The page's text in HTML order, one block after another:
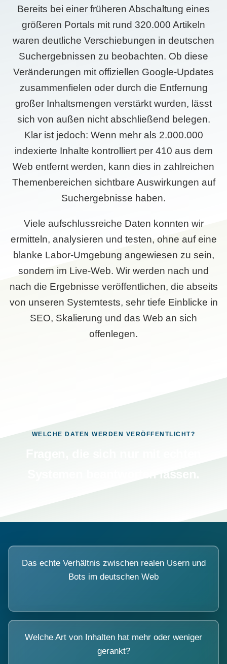
Bereits bei einer früheren Abschaltung eines
größeren Portals mit rund 320.000 Artikeln
waren deutliche Verschiebungen in deutschen
Suchergebnissen zu beobachten. Ob diese
Veränderungen mit offiziellen Google-Updates
zusammenfielen oder durch die Entfernung
großer Inhaltsmengen verstärkt wurden, lässt
sich von außen nicht abschließend belegen.
Klar ist jedoch: Wenn mehr als 2.000.000
indexierte Inhalte kontrolliert per 410 aus dem
Web entfernt werden, kann dies in zahlreichen
Themenbereichen sichtbare Auswirkungen auf
Suchergebnisse haben.
Viele aufschlussreiche Daten konnten wir
ermitteln, analysieren und testen, ohne auf eine
blanke Labor-Umgebung angewiesen zu sein,
sondern im Live-Web. Wir werden nach und
nach die Ergebnisse veröffentlichen, die abseits
von unseren Systemtests, sehr tiefe Einblicke in
SEO, Skalierung und das Web an sich
offenlegen.
WELCHE DATEN WERDEN VERÖFFENTLICHT?
Das echte Verhältnis zwischen realen Usern und
Bots im deutschen Web
Welche Art von Inhalten hat mehr oder weniger
gerankt?